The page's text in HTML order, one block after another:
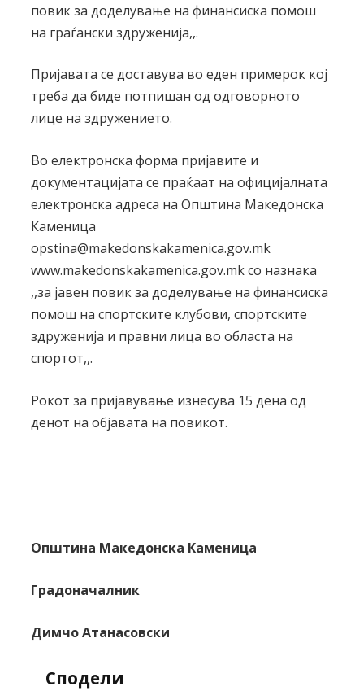
повик за доделување на финансиска помош
на граѓански здруженија,,.
Пријавата се доставува во еден примерок кој
треба да биде потпишан од одговорното
лице на здружението.
Во електронска форма пријавите и
документацијата се праќаат на официјалната
електронска адреса на Општина Македонска
Каменица
opstina@makedonskakamenica.gov.mk
www.makedonskakamenica.gov.mk со назнака
,,за јавен повик за доделување на финансиска
помош на спортските клубови, спортските
здруженија и правни лица во областа на
спортот,,.
Рокот за пријавување изнесува 15 дена од
денот на објавата на повикот.
Општина Македонска Каменица
Градоначалник
Димчо Атанасовски
Сподели